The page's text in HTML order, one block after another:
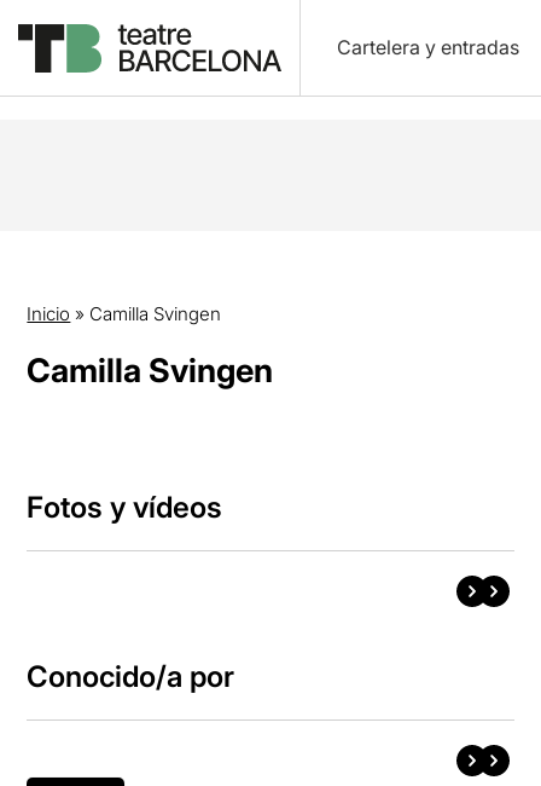
Cartelera y entradas
Inicio » Camilla Svingen
Camilla Svingen
Fotos y vídeos
Conocido/a por